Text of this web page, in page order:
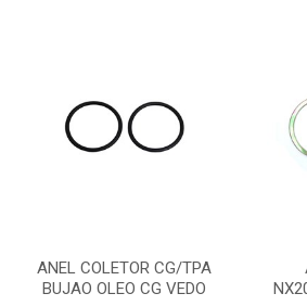
ANEL COLETOR CG/TPA
BUJAO OLEO CG VEDO